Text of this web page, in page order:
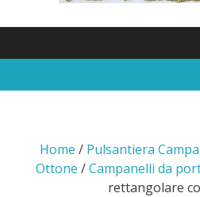
Home / Pulsantiera
Ottone /Campanelli da
rettangolare